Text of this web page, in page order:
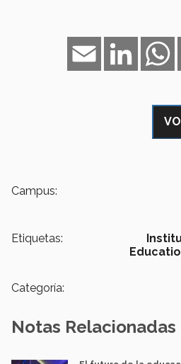
LinkedIn
Email
Campus:
Etiquetas:
Categoría:
Notas Relacionadas